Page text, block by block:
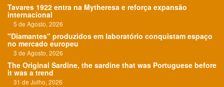
Tavares 1922 entra na Mytheresa e reforça expansão
internacional
5 de Agosto, 2026
"Diamantes" produzidos em laboratório conquistam espaço
no mercado europeu
3 de Agosto, 2026
The Original Sardine, the sardine that was Portuguese before
it was a trend
31 de Julho, 2026